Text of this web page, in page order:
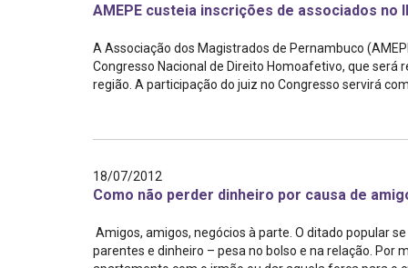
Fale Conosco
AMEPE custeia inscrições de associados
A Associação dos Magistrados de Pernambuco
Congresso Nacional de Direito Homoafetivo, que será
região. A participação do juiz no Congresso servirá
18/07/2012
Como não perder dinheiro por causa de
Amigos, amigos, negócios à parte. O ditado popular
parentes e dinheiro – pesa no bolso e na relação.